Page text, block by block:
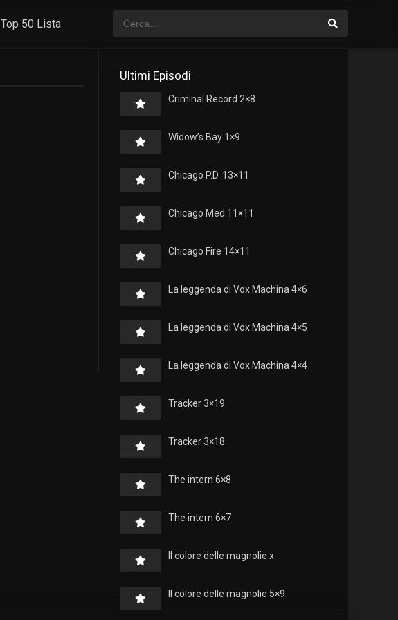
Top 50 Lista
Ultimi Episodi
Criminal Record 2×8
Widow’s Bay 1×9
Chicago P.D. 13×11
Chicago Med 11×11
Chicago Fire 14×11
La leggenda di Vox Machina 4×6
La leggenda di Vox Machina 4×5
La leggenda di Vox Machina 4×4
Tracker 3×19
Tracker 3×18
The intern 6×8
The intern 6×7
Il colore delle magnolie x
Il colore delle magnolie 5×9